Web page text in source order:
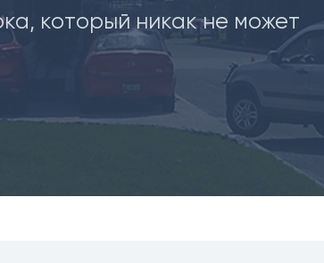
который никак не может